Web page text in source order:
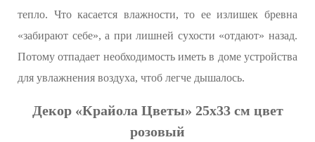
тепло. Что касается влажности, то ее излишек бревна
«забирают себе», а при лишней сухости «отдают» назад.
Потому отпадает необходимость иметь в доме устройства
для увлажнения воздуха, чтоб легче дышалось.
Декор «Крайола Цветы» 25x33 см цвет
розовый